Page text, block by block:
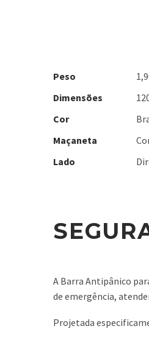
Peso
Dimensões
Cor
Maçaneta
Lado
A Barra Antipânico
de emergência,
Projetada